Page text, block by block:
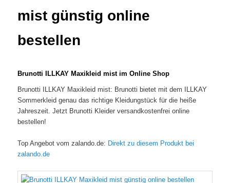
mist günstig online
bestellen
Brunotti ILLKAY Maxikleid mist im Online Shop
Brunotti ILLKAY Maxikleid mist: Brunotti bietet mit dem ILLKAY
Sommerkleid genau das richtige Kleidungstück für die heiße
Jahreszeit. Jetzt Brunotti Kleider versandkostenfrei online
bestellen!
Top Angebot vom zalando.de: Direkt zu diesem Produkt bei
zalando.de